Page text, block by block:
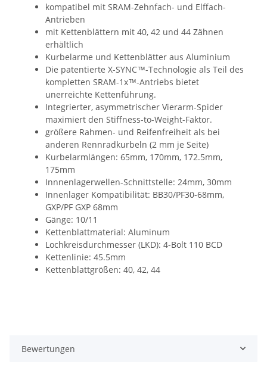
kompatibel mit SRAM-Zehnfach- und Elffach-
Antrieben
mit Kettenblättern mit 40, 42 und 44 Zähnen
erhältlich
Kurbelarme und Kettenblätter aus Aluminium
Die patentierte X-SYNC™-Technologie als Teil des
kompletten SRAM-1x™-Antriebs bietet
unerreichte Kettenführung.
Integrierter, asymmetrischer Vierarm-Spider
maximiert den Stiffness-to-Weight-Faktor.
größere Rahmen- und Reifenfreiheit als bei
anderen Rennradkurbeln (2 mm je Seite)
Kurbelarmlängen: 65mm, 170mm, 172.5mm,
175mm
Innnenlagerwellen-Schnittstelle: 24mm, 30mm
Innenlager Kompatibilität: BB30/PF30-68mm,
GXP/PF GXP 68mm
Gänge: 10/11
Kettenblattmaterial: Aluminum
Lochkreisdurchmesser (LKD): 4-Bolt 110 BCD
Kettenlinie: 45.5mm
Kettenblattgrößen: 40, 42, 44
Bewertungen